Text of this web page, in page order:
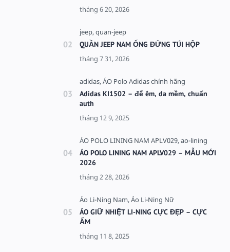
QUẦN JEEP NAM ỐNG ĐỨNG TÚI HỘP
Adidas KI1502 – đế êm, da mềm, chuẩn
auth
ÁO POLO LINING NAM APLV029 – MẪU MỚI
2026
ÁO GIỮ NHIỆT LI-NING CỰC ĐẸP – CỰC
ẤM